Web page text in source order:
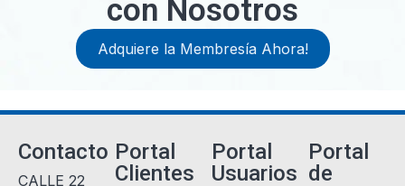
con Nosotros
Adquiere la Membresía Ahora!
Contacto
CALLE 22
Portal
Clientes
Portal
Usuarios
Portal
de